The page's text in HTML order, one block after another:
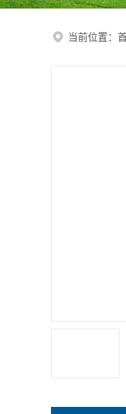
当前位置：